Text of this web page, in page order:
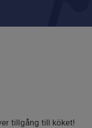
tillgång till köket!